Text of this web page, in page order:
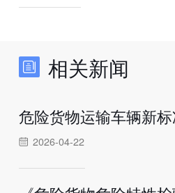
相关新闻
危险货物运输车辆新标
2026-04-22